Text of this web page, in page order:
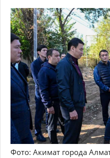
Фото: Акимат города